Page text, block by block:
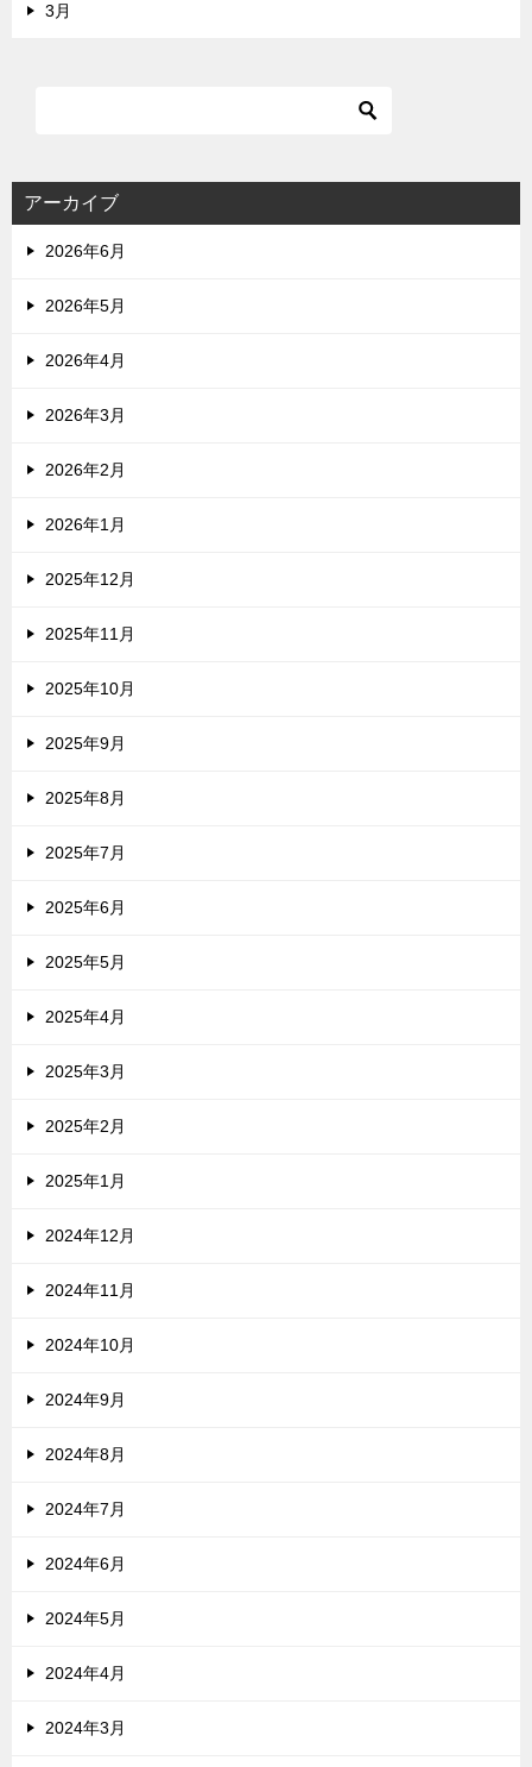
3月
アーカイブ
2026年6月
2026年5月
2026年4月
2026年3月
2026年2月
2026年1月
2025年12月
2025年11月
2025年10月
2025年9月
2025年8月
2025年7月
2025年6月
2025年5月
2025年4月
2025年3月
2025年2月
2025年1月
2024年12月
2024年11月
2024年10月
2024年9月
2024年8月
2024年7月
2024年6月
2024年5月
2024年4月
2024年3月